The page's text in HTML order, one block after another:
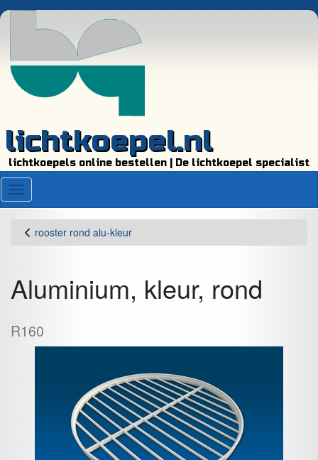
lichtkoepel.nl
lichtkoepels online bestellen | De lichtkoepel specialist
Menu
rooster rond alu-kleur
Aluminium, kleur, rond
R160